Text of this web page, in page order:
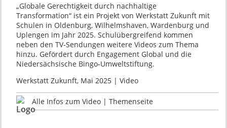
„Globale Gerechtigkeit durch nachhaltige
Transformation“ ist ein Projekt von Werkstatt Zukunft mit
Schulen in Oldenburg, Wilhelmshaven, Wardenburg und
Uplengen im Jahr 2025. Schulübergreifend kommen
neben den TV-Sendungen weitere Videos zum Thema
hinzu. Gefördert durch Engagement Global und die
Niedersächsische Bingo-Umweltstiftung.
Werkstatt Zukunft, Mai 2025 | Video
Alle Infos zum Video | Themenseite